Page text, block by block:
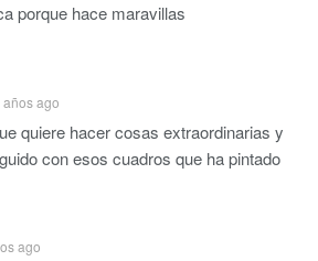
porque hace maravillas
años ago
quiere hacer cosas extraordinarias y
con esos cuadros que ha pintado
ago